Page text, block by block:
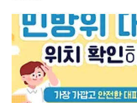
하는 것이 가장 중요해요!기상 정보에 귀 기울이기:
기상 정보를 주의 깊게 듣고, 강우 상황을 계속 확인
바람에 날아갈 수 있는 물건은 없는지 확인하고, 혹
나 단단히 묶어두는 것이 좋아요.비상용품 준비: 정전
전등, ..